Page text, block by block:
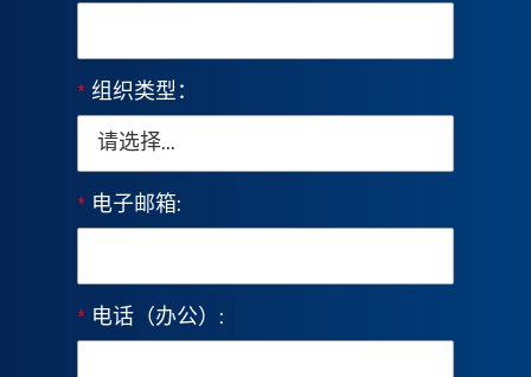
* 组织类型：
* 电子邮箱:
* 电话（办公）: